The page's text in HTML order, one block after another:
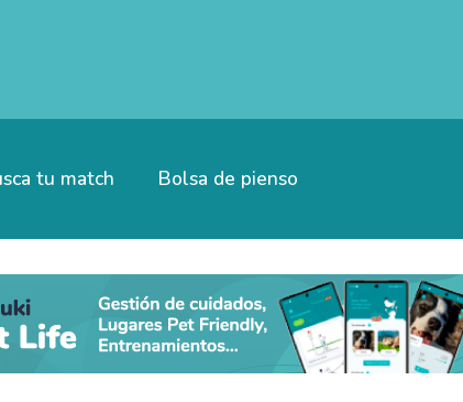
tu match Bolsa de pienso